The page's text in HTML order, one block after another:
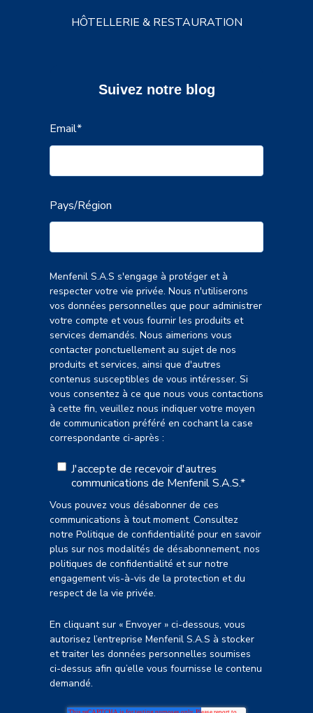
HÔTELLERIE & RESTAURATION
Suivez notre blog
Email*
Pays/Région
Menfenil S.A.S s'engage à protéger et à
respecter votre vie privée. Nous n'utiliserons
vos données personnelles que pour administrer
votre compte et vous fournir les produits et
services demandés. Nous aimerions vous
contacter ponctuellement au sujet de nos
produits et services, ainsi que d'autres
contenus susceptibles de vous intéresser. Si
vous consentez à ce que nous vous contactions
à cette fin, veuillez nous indiquer votre moyen
de communication préféré en cochant la case
correspondante ci-après :
J'accepte de recevoir d'autres
communications de Menfenil S.A.S.*
Vous pouvez vous désabonner de ces
communications à tout moment. Consultez
notre Politique de confidentialité pour en savoir
plus sur nos modalités de désabonnement, nos
politiques de confidentialité et sur notre
engagement vis-à-vis de la protection et du
respect de la vie privée.
En cliquant sur « Envoyer » ci-dessous, vous
autorisez l’entreprise Menfenil S.A.S à stocker
et traiter les données personnelles soumises
ci-dessus afin qu’elle vous fournisse le contenu
demandé.